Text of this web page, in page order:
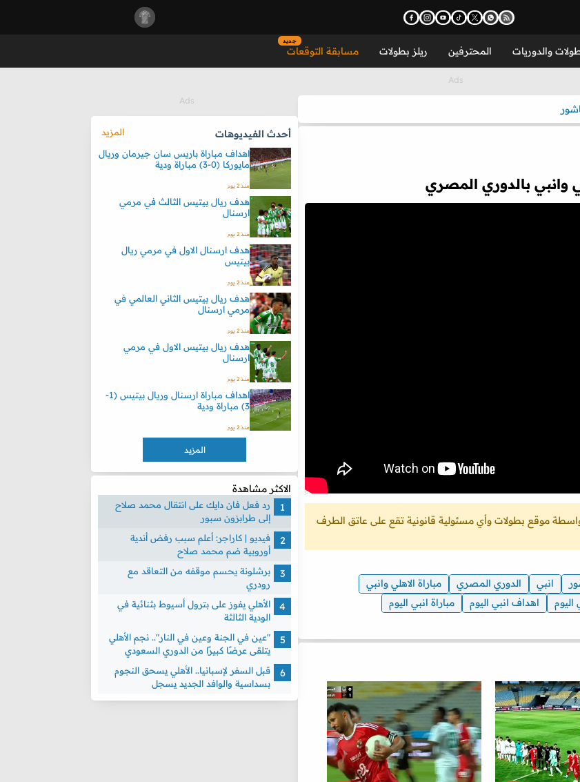
والدوريات المحترفين ريلز بطولات مسابقة التوقعات
جديد
وانبي بالدوري المصري
موقع بطولات وأي مسئولية قانونية تقع على عاتق الطرف
انبي الدوري المصري
مباراة الاهلي وانبي
اليوم اهداف انبي اليوم
مباراة انبي اليوم
أحدث الفيديوهات
المزيد
اهداف مباراة باريس سان جيرمان وريال
مايوركا (0-3) مباراة ودية
منذ 2 يوم
هدف ريال بيتيس الثالث في مرمي
ارسنال
منذ 2 يوم
هدف ارسنال الاول في مرمي ريال
بيتيس
منذ 2 يوم
هدف ريال بيتيس الثاني العالمي في
مرمي ارسنال
منذ 2 يوم
هدف ريال بيتيس الاول في مرمي
ارسنال
منذ 2 يوم
اهداف مباراة ارسنال وريال بيتيس (1-
3) مباراة ودية
منذ 2 يوم
المزيد
الاكثر مشاهدة
رد فعل فان دايك على انتقال محمد صلاح
إلى طرابزون سبور
فيديو | كاراجر: أعلم سبب رفض أندية
أوروبية ضم محمد صلاح
برشلونة يحسم موقفه من التعاقد مع
رودري
الأهلي يفوز على بترول أسيوط بثنائية في
الودية الثالثة
"عين في الجنة وعين في النار".. نجم الأهلي
يتلقى عرضًا كبيرًا من الدوري السعودي
قبل السفر لإسبانيا.. الأهلي يسحق النجوم
بسداسية والوافد الجديد يسجل